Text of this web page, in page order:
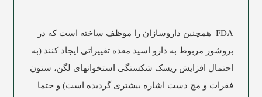
FDA همچنین داروسازان را موظف ساخته است که در
بروشور مربوط به دارو اسید معده تغییراتی ایجاد کنند (به
احتمال افزایش ریسک شکستگی استخوانهای لگن، ستون
فقرات و مچ دست اشاره بیشتری گردیده است) و حتما